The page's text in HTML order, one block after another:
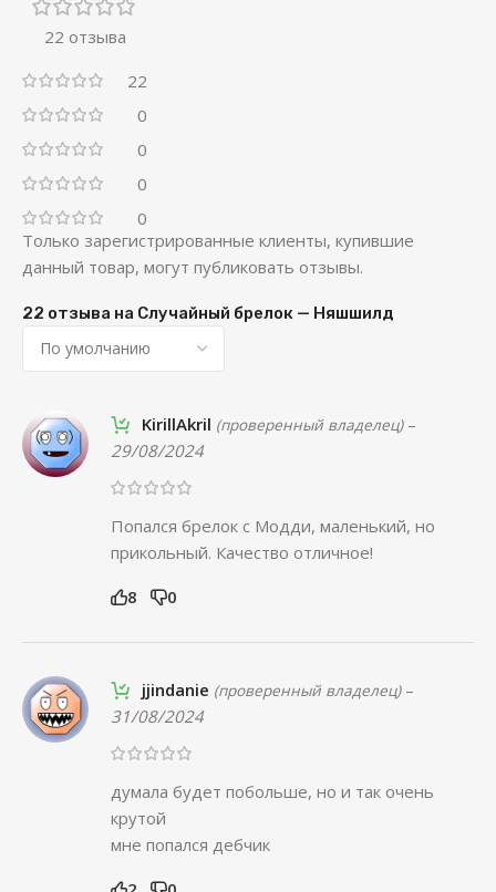
22 отзыва
22
0
0
0
0
22 отзыва на Случайный брелок — Няшшилд
KirillAkril (проверенный владелец) –
29/08/2024
Попался брелок с Модди, маленький, но
прикольный. Качество отличное!
8 0
jjindanie (проверенный владелец) –
31/08/2024
думала будет побольше, но и так очень
крутой
мне попался дебчик
Только зарегистрированные клиенты, купившие
данный товар, могут публиковать отзывы.